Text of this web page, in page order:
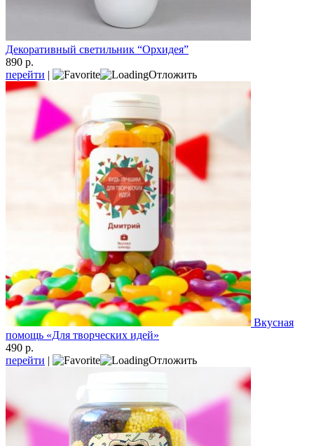
Декоративный светильник “Орхидея”
890 р.
перейти | Отложить
Вкусная
помощь «Для творческих идей»
490 р.
перейти | Отложить